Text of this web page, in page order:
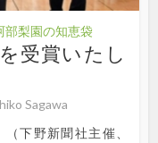
部梨園の知恵袋
受賞いたし
Sagawa
下野新聞社主催、